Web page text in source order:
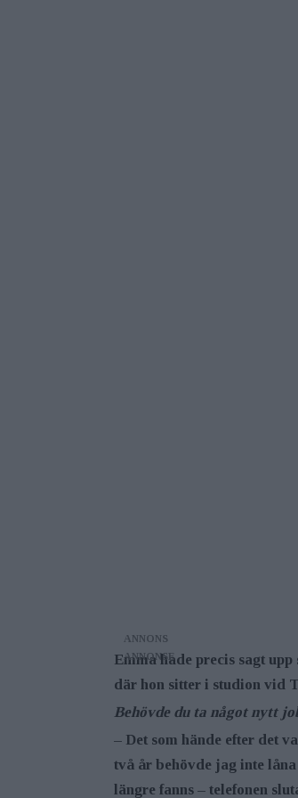
ANNONS
Emma hade precis sagt
där hon sitter i ­studion vid
Behövde du ta något nytt
– Det som hände efter det
två år behövde jag inte
längre fanns – telefonen